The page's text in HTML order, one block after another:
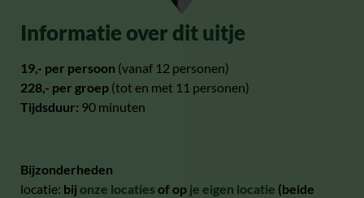
Informatie over dit uitje
19,- per persoon (vanaf 12 personen)
228,- per groep (tot en met 11 personen)
Tijdsduur: 90 minuten
Bijzonderheden
locatie: bij onze locaties of op je eigen locatie (beide